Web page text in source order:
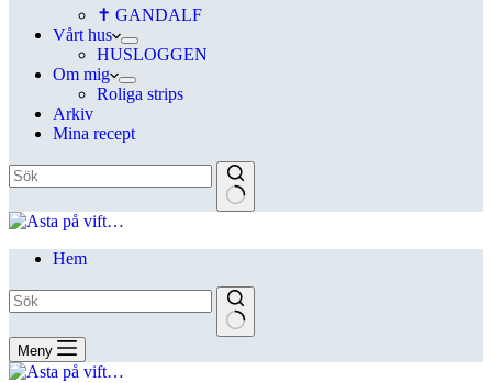
✝ GANDALF
Vårt hus
HUSLOGGEN
Om mig
Roliga strips
Arkiv
Mina recept
Hem
Meny